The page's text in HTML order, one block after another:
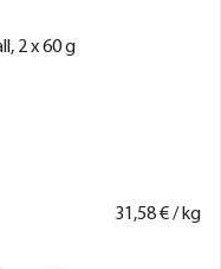
2 x 60 g
31,58€ / kg